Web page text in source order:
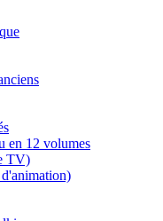
en 12 volumes
TV)